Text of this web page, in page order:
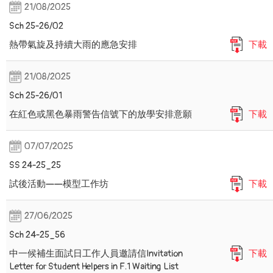
21/08/2025
Sch 25-26/02
熱帶氣旋及持續大雨的應急安排
下載
21/08/2025
Sch 25-26/01
在紅色或黑色暴雨警告信號下的放學安排意願
下載
07/07/2025
SS 24-25_25
試後活動——模型工作坊
下載
27/06/2025
Sch 24-25_56
中一候補生面試日工作人員邀請信Invitation
Letter for Student Helpers in F.1 Waiting List
下載